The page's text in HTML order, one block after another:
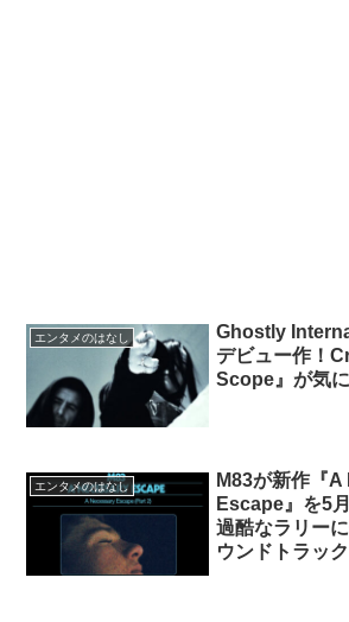
エンタメのはなし
Ghostly
デビュー作！
Scope』が気に
エンタメのはなし
M83が新作『
Escape』を5
過酷なラリー
ウンドトラック